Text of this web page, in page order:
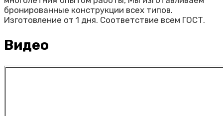
бронированные конструкции всех типов.
Изготовление от 1 дня. Соответствие всем ГОСТ.
Видео